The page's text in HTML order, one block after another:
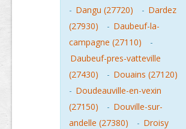
- Dangu (27720) - Dardez
(27930)
- Daubeuf-la-
campagne (27110)
-
Daubeuf-pres-vatteville
(27430)
- Douains (27120)
- Doudeauville-en-vexin
(27150)
- Douville-sur-
andelle (27380)
- Droisy